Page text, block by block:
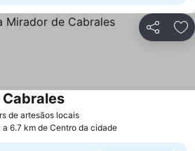
Partilhar
de artesãos locais
a 6.7 km de Centro da cidade